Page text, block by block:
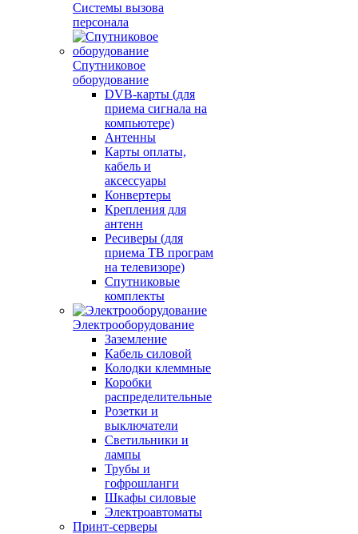
Системы вызова
персонала
Спутниковое
оборудование
DVB-карты (для
приема сигнала на
компьютере)
Антенны
Карты оплаты,
кабель и
аксессуары
Конвертеры
Крепления для
антенн
Ресиверы (для
приема ТВ програм
на телевизоре)
Спутниковые
комплекты
Электрооборудование
Заземление
Кабель силовой
Колодки клеммные
Коробки
распределительные
Розетки и
выключатели
Светильники и
лампы
Трубы и
гофрошланги
Шкафы силовые
Электроавтоматы
Принт-серверы